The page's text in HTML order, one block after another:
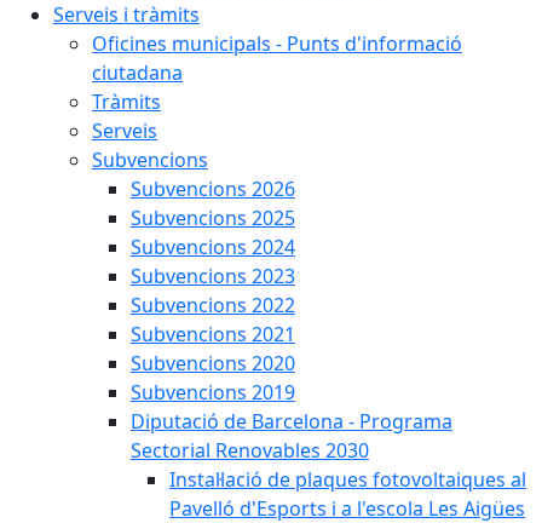
Serveis i tràmits
Oficines municipals - Punts d'informació
ciutadana
Tràmits
Serveis
Subvencions
Subvencions 2026
Subvencions 2025
Subvencions 2024
Subvencions 2023
Subvencions 2022
Subvencions 2021
Subvencions 2020
Subvencions 2019
Diputació de Barcelona - Programa
Sectorial Renovables 2030
Instal·lació de plaques fotovoltaiques al
Pavelló d'Esports i a l'escola Les Aigües